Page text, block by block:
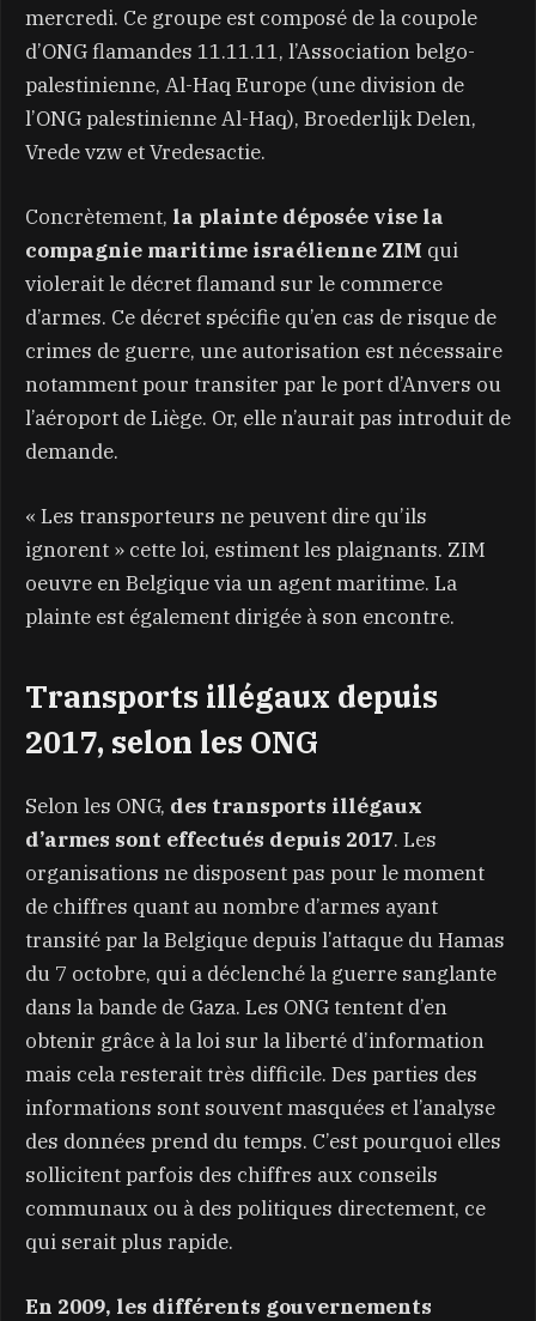
mercredi. Ce groupe est composé de la coupole
d’ONG flamandes 11.11.11, l’Association belgo-
palestinienne, Al-Haq Europe (une division de
l’ONG palestinienne Al-Haq), Broederlijk Delen,
Vrede vzw et Vredesactie.
Concrètement, la plainte déposée vise la
compagnie maritime israélienne ZIM qui
violerait le décret flamand sur le commerce
d’armes. Ce décret spécifie qu’en cas de risque de
crimes de guerre, une autorisation est nécessaire
notamment pour transiter par le port d’Anvers ou
l’aéroport de Liège. Or, elle n’aurait pas introduit de
demande.
« Les transporteurs ne peuvent dire qu’ils
ignorent » cette loi, estiment les plaignants. ZIM
oeuvre en Belgique via un agent maritime. La
plainte est également dirigée à son encontre.
Transports illégaux depuis
2017, selon les ONG
Selon les ONG, des transports illégaux
d’armes sont effectués depuis 2017. Les
organisations ne disposent pas pour le moment
de chiffres quant au nombre d’armes ayant
transité par la Belgique depuis l’attaque du Hamas
du 7 octobre, qui a déclenché la guerre sanglante
dans la bande de Gaza. Les ONG tentent d’en
obtenir grâce à la loi sur la liberté d’information
mais cela resterait très difficile. Des parties des
informations sont souvent masquées et l’analyse
des données prend du temps. C’est pourquoi elles
sollicitent parfois des chiffres aux conseils
communaux ou à des politiques directement, ce
qui serait plus rapide.
En 2009, les différents gouvernements